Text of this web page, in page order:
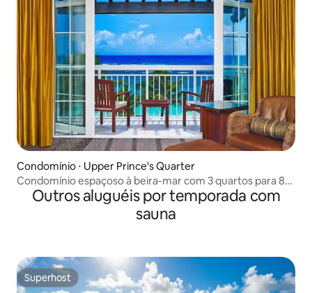
Condomínio ⋅ Upper Prince's Quarter
Condomínio espaçoso à beira-mar com 3 quartos para 8
hóspedes
Outros aluguéis por temporada com
sauna
Superhost
Superhost